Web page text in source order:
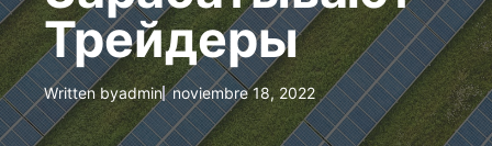
Трейдеры
Written byadmin noviembre 18, 2022